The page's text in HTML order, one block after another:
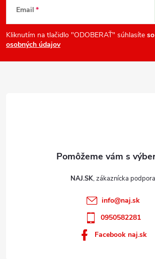
i
Email
Kliknutím na tlačidlo "ODOBERAŤ" súhlasíte so
osobných údajov
NAJ.SK
info@naj.sk
0950582281
Facebook naj.sk